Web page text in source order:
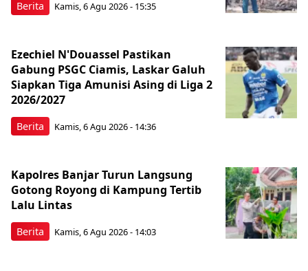
Berita Kamis, 6 Agu 2026 - 15:35
Berita
Ezechiel N'Douassel Pastikan
Gabung PSGC Ciamis, Laskar Galuh
Siapkan Tiga Amunisi Asing di Liga 2
2026/2027
Kamis, 6 Agu 2026 - 14:36
Berita
Kapolres Banjar Turun Langsung
Gotong Royong di Kampung Tertib
Lalu Lintas
Kamis, 6 Agu 2026 - 14:03